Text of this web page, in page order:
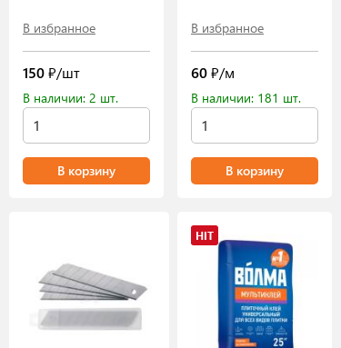
В избранное
150₽/шт
В наличии: 2 шт.
В корзину
В избранное
60₽/м
В наличии: 181 шт.
В корзину
HIT